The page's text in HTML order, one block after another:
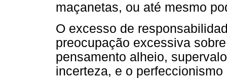
maçanetas, ou até mesmo
O excesso de
preocupação excessiva
pensamento alheio,
incerteza, e o